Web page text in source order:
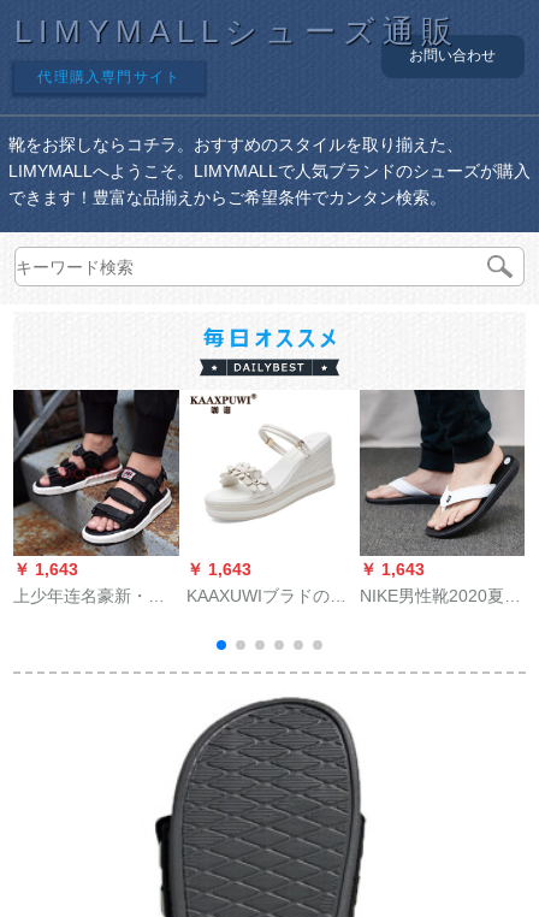
LIMYMALLシューズ通販
代理購入専門サイト
お問い合わせ
靴をお探しならコチラ。おすすめのスタイルを取り揃えた、
LIMYMALLへようこそ。LIMYMALLで人気ブランドのシューズが購入
できます！豊富な品揃えからご希望条件でカンタン検索。
￥ 1,643
上少年连名豪新・百
ーブーツ男子学生ス
￥ 1,643
KAAXUWIブラドの女
ロンダの坂と厚い底
の夏2020年新型スリ
パンの外でファンシ
ーのハイヒアを履い
て1字はベルカラを引
いてくれま
す/6009(高7.7 cmと
34 cm)
￥ 1,643
NIKE男性靴2020夏の
ルビ・チルビ・スタ
ンダーAO 3621-